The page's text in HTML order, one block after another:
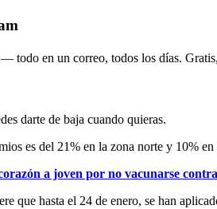
todo en un correo, todos los días.
darte de baja cuando quieras.
es del 21% en la zona norte y 10%
a joven por no vacunarse
que hasta el 24 de enero, se han